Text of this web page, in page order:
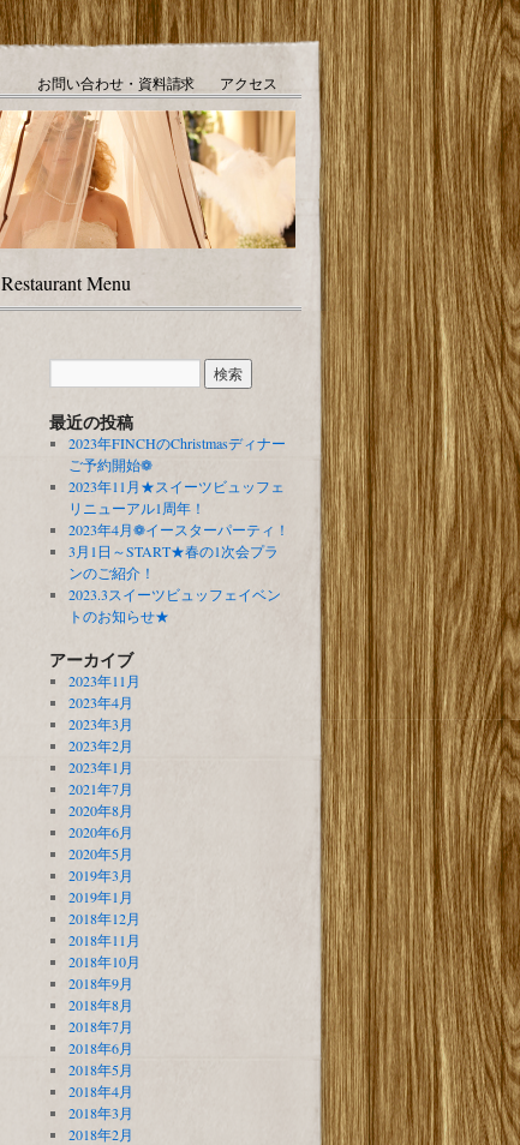
お問い合わせ・資料請求 アクセス
Restaurant Menu
最近の投稿
2023年FINCHのChristmasディナー
ご予約開始❁
2023年11月★スイーツビュッフェ
リニューアル1周年！
2023年4月❁イースターパーティ！
3月1日～START★春の1次会プラ
ンのご紹介！
2023.3スイーツビュッフェイベン
トのお知らせ★
アーカイブ
2023年11月
2023年4月
2023年3月
2023年2月
2023年1月
2021年7月
2020年8月
2020年6月
2020年5月
2019年3月
2019年1月
2018年12月
2018年11月
2018年10月
2018年9月
2018年8月
2018年7月
2018年6月
2018年5月
2018年4月
2018年3月
2018年2月